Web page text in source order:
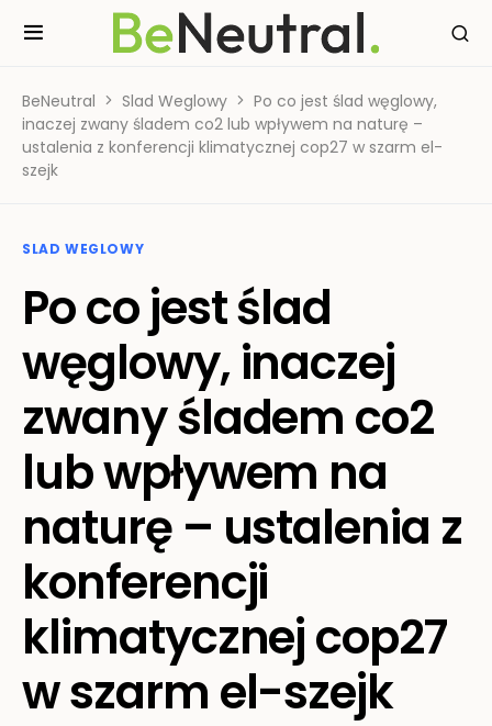
BeNeutral Slad Weglowy
Po co jest ślad węglowy,
inaczej zwany śladem co2 lub wpływem na naturę –
ustalenia z konferencji klimatycznej cop27 w szarm el-
szejk
SLAD WEGLOWY
Po co jest ślad
węglowy, inaczej
zwany śladem co2
lub wpływem na
naturę – ustalenia z
konferencji
klimatycznej cop27
w szarm el-szejk